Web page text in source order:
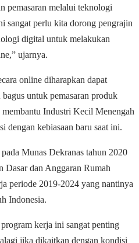
pemasaran melalui teknologi
sangat perlu kita dorong pengrajin
digital untuk melakukan
ujarnya.
online diharapkan dapat
untuk pemasaran produk
Industri Kecil Menengah
dengan kebiasaan baru saat ini.
Munas Dekranas tahun 2020
Dasar dan Anggaran Rumah
periode 2019-2024 yang nantinya
Indonesia.
kerja ini sangat penting
jika dikaitkan dengan kondisi